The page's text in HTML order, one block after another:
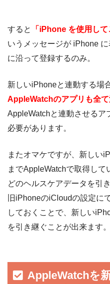
すると 「iPhone を使用し
いうメッセージが iPhone
に沿って登録するのみ。
新しいiPhoneと連動する場
AppleWatchのアプリも全て
AppleWatchと連動させるア
必要があります。
またオマケですが、新しい
までAppleWatchで取得し
どのヘルスケアデータを引
旧iPhoneのiCloudの設定に
しておくことで、新しい
を引き継ぐことが出来ます。
AppleWatchを